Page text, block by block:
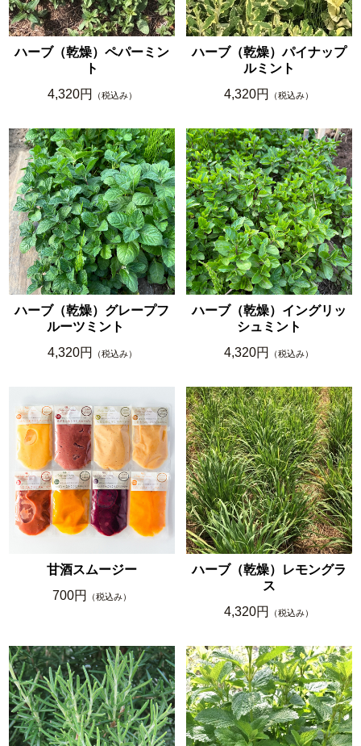
ハーブ（乾燥）ペパーミン
ト
4,320円
（税込み）
ハーブ（乾燥）パイナップ
ルミント
4,320円
（税込み）
ハーブ（乾燥）グレープフ
ルーツミント
4,320円
（税込み）
ハーブ（乾燥）イングリッ
シュミント
4,320円
（税込み）
甘酒スムージー
700円
（税込み）
ハーブ（乾燥）レモングラ
ス
4,320円
（税込み）